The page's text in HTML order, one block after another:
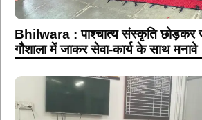
Bhilwara : पाश्चात्य संस्कृति छोड़कर
गौशाला में जाकर सेवा-कार्य के साथ मनावे